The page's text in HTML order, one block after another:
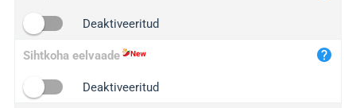
Deaktiveeritud
Sihtkoha eelvaade
Deaktiveeritud